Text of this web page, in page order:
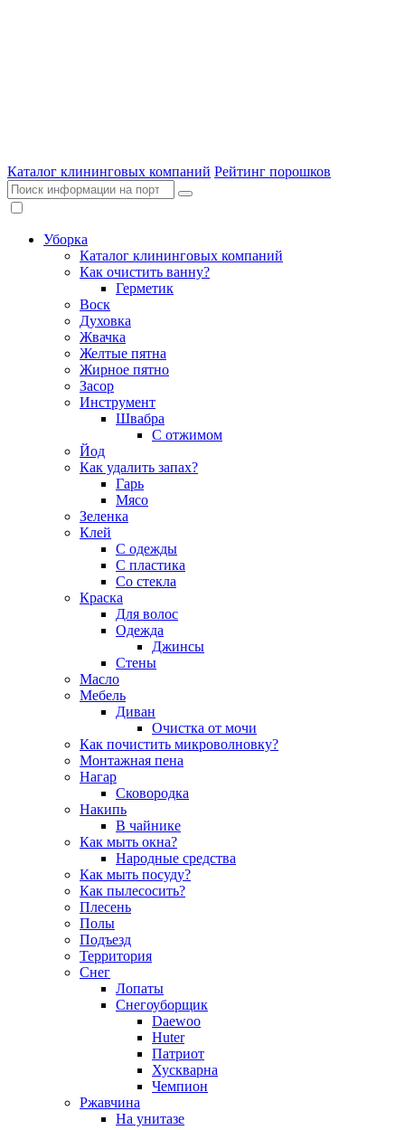
Каталог клининговых компаний Рейтинг порошков
Уборка
Каталог клининговых компаний
Как очистить ванну?
Герметик
Воск
Духовка
Жвачка
Желтые пятна
Жирное пятно
Засор
Инструмент
Швабра
С отжимом
Йод
Как удалить запах?
Гарь
Мясо
Зеленка
Клей
С одежды
С пластика
Со стекла
Краска
Для волос
Одежда
Джинсы
Стены
Масло
Мебель
Диван
Очистка от мочи
Как почистить микроволновку?
Монтажная пена
Нагар
Сковородка
Накипь
В чайнике
Как мыть окна?
Народные средства
Как мыть посуду?
Как пылесосить?
Плесень
Полы
Подъезд
Территория
Снег
Лопаты
Снегоуборщик
Daewoo
Huter
Патриот
Хускварна
Чемпион
Ржавчина
На унитазе